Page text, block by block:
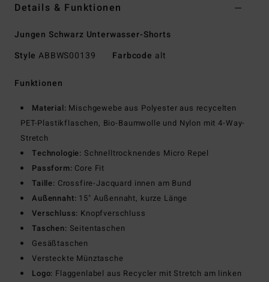
Details & Funktionen
Jungen Schwarz Unterwasser-Shorts
Style ABBWS00139 Farbcode alt
Funktionen
Material: Mischgewebe aus Polyester aus recycelten
PET-Plastikflaschen, Bio-Baumwolle und Nylon mit 4-Way-
Stretch
Technologie: Schnelltrocknendes Micro Repel
Passform: Core Fit
Taille: Crossfire-Jacquard innen am Bund
Außennaht: 15" Außennaht, kurze Länge
Verschluss: Knopfverschluss
Taschen: Seitentaschen
Gesäßtaschen
Versteckte Münztasche
Logo: Flaggenlabel aus Recycler mit Stretch am linken